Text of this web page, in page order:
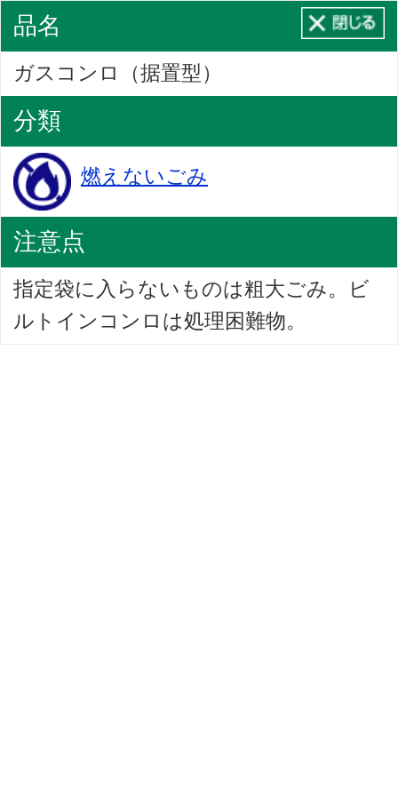
品名
ガスコンロ（据置型）
分類
燃えないごみ
注意点
指定袋に入らないものは粗大ごみ。ビ
ルトインコンロは処理困難物。